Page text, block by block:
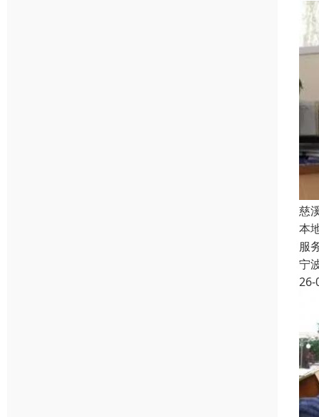
慈
本
服
宁
26-